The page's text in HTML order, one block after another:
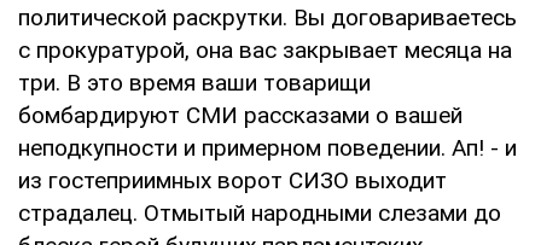
политической раскрутки. Вы договариваетесь
с прокуратурой, она вас закрывает месяца на
три. В это время ваши товарищи
бомбардируют СМИ рассказами о вашей
неподкупности и примерном поведении. Ап! - и
из гостеприимных ворот СИЗО выходит
страдалец. Отмытый народными слезами до